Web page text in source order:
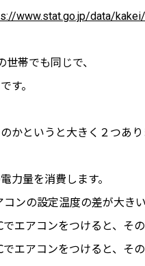
www.stat.go.jp/data/
帯でも同じで、
す。
かというと大きく２つあり
力量を消費します。
ンの設定温度の差が大き
エアコンをつけると、そ
エアコンをつけると、その